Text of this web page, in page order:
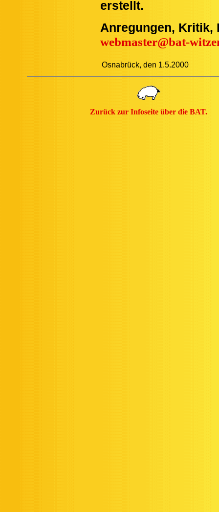
erstellt.
Anregungen, Kritik,
webmaster@bat-
Osnabrück, den 1.5.2000
Zurück zur Infoseite über die BAT.